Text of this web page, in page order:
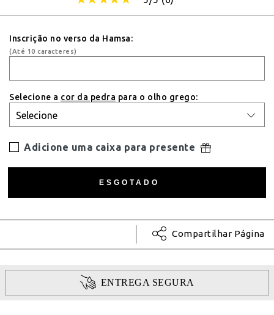
Inscrição no verso da Hamsa:
(Até 10 caracteres)
Selecione a cor da pedra para o olho grego:
Adicione uma caixa para presente
Compartilhar Página
ENTREGA SEGURA